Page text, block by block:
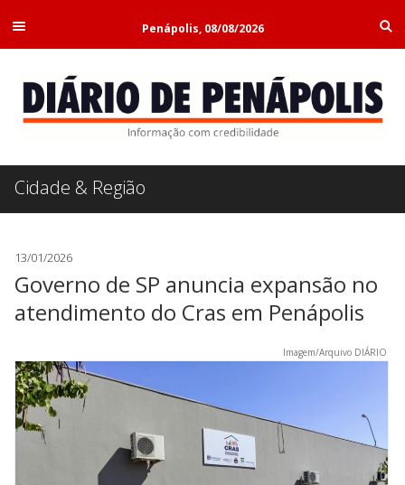
Penápolis, 08/08/2026
Cidade & Região
13/01/2026
Governo de SP anuncia expansão no
atendimento do Cras em Penápolis
Imagem/Arquivo DIÁRIO